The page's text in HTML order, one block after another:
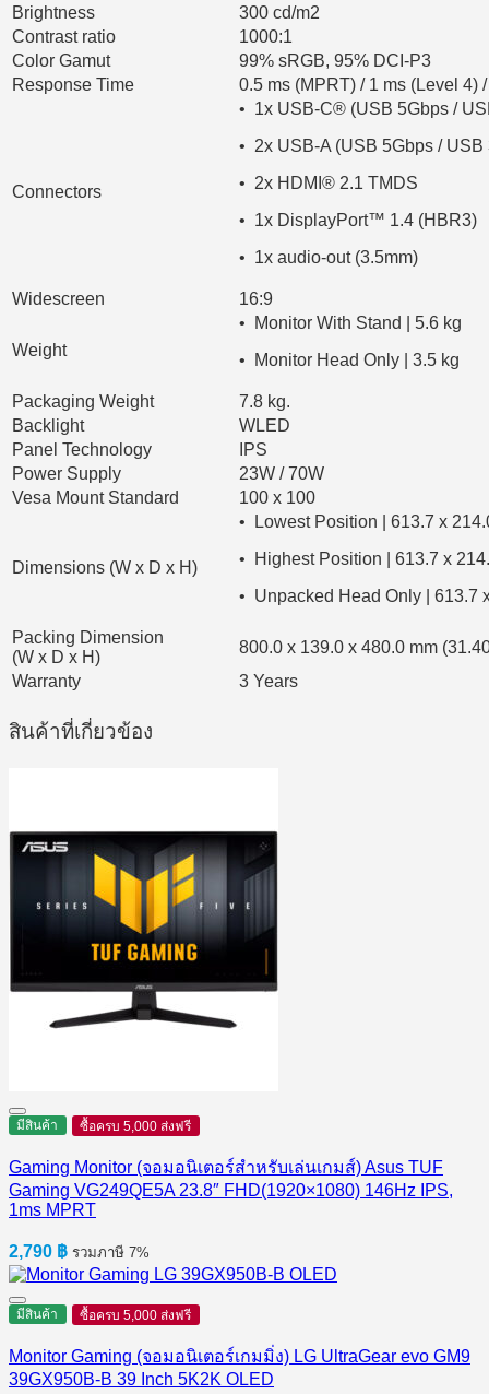
Brightness
300 cd/m2
Contrast ratio
1000:1
Color Gamut
99% sRGB, 95% DCI-P3
Response Time
0.5 ms (MPRT) / 1 ms (Level 4)
Connectors
• 1x USB-C® (USB 5Gbps /
• 2x USB-A (USB 5Gbps /
• 2x HDMI® 2.1 TMDS
• 1x DisplayPort™ 1.4 (HBR3)
• 1x audio-out (3.5mm)
Widescreen 16:9
Weight
• Monitor With Stand | 5.6 kg
• Monitor Head Only | 3.5 kg
Packaging Weight
7.8 kg.
Backlight
WLED
Panel Technology
IPS
Power Supply
23W / 70W
Vesa Mount Standard
100 x 100
Dimensions (W x D x H)
• Lowest Position | 613.7 x
• Highest Position | 613.7 x
• Unpacked Head Only | 613.7
Packing Dimension
(W x D x H)
800.0 x 139.0 x 480.0 mm
Warranty
3 Years
สินค้าที่เกี่ยวข้อง
มีสินค้า ซื้อครบ 5,000 ส่งฟรี
Gaming Monitor (จอมอนิเตอร์สำหรับเล่นเกมส์) Asus TUF
Gaming VG249QE5A 23.8″ FHD(1920×1080) 146Hz IPS,
1ms MPRT
2,790 ฿ รวมภาษี 7%
มีสินค้า ซื้อครบ 5,000 ส่งฟรี
Monitor Gaming (จอมอนิเตอร์เกมมิ่ง) LG UltraGear evo GM9
39GX950B-B 39 Inch 5K2K OLED